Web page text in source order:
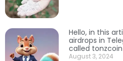
Hello, in this
airdrops in
called tonzcoin
August 3, 2024